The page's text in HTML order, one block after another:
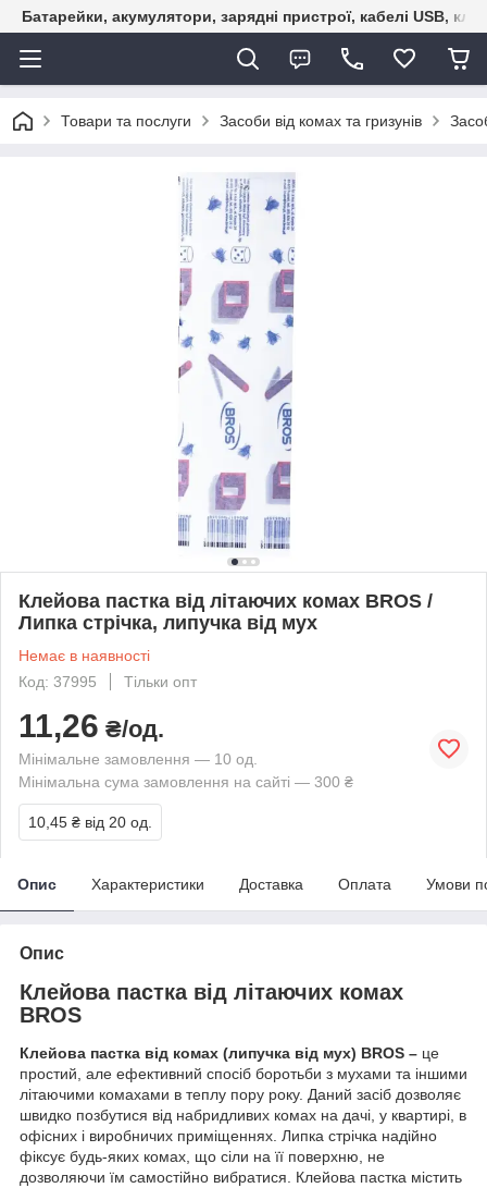
Батарейки, акумулятори, зарядні пристрої, кабелі USB,
Товари та послуги Засоби від комах та гризунів
Клейова пастка від літаючих комах BROS /
Липка стрічка, липучка від мух
Немає в наявності
Код: 37995
Тільки опт
11,26 ₴/од.
Мінімальне замовлення — 10 од.
Мінімальна сума замовлення на сайті — 300 ₴
10,45 ₴ від 20 од.
Опис Характеристики Доставка Оплата Умови
Опис
Клейова пастка від літаючих комах
BROS
Клейова пастка від комах (липучка від мух) BROS – це
простий, але ефективний спосіб боротьби з мухами та іншими
літаючими комахами в теплу пору року. Даний засіб дозволяє
швидко позбутися від набридливих комах на дачі, у квартирі, в
офісних і виробничих приміщеннях. Липка стрічка надійно
фіксує будь-яких комах, що сіли на її поверхню, не
дозволяючи їм самостійно вибратися. Клейова пастка містить